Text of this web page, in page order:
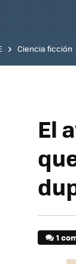
Ciencia ficción
El
1